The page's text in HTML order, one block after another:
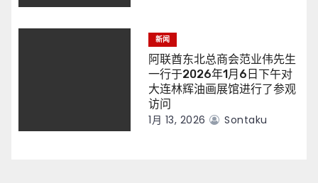
新闻
阿联酋东北总商会范业伟先生
一行于2026年1月6日下午对
大连林辉油画展馆进行了参观
访问
1月 13, 2026 Sontaku